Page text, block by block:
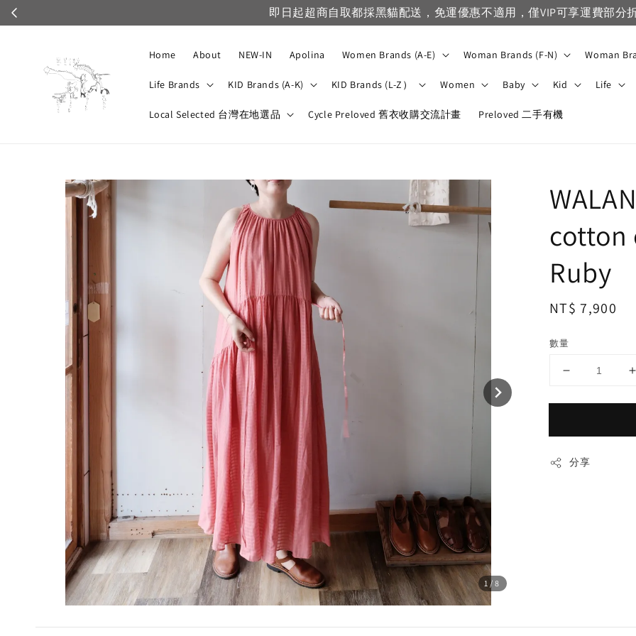
VIP滿1500免運，一般會員滿3500免運
Home About NEW-IN Apolina Women Brands (A-E) Woman Brands (F-N) Woman
Life Brands KID Brands (A-K) KID Brands (L-Z） Women Baby Kid Life
Local Selected 台灣在地選品 Cycle Preloved 舊衣收購交流計畫 Preloved 二手有機
1/8
cotton
Ruby
Regular
NT$ 7,900
數量
分享